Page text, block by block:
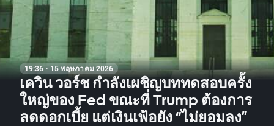
19:36 · 15 พฤษภาคม 2026
เควิน วอร์ช กำลังเผชิญบททดสอบครั้ง
ใหญ่ของ Fed ขณะที่ Trump ต้องการ
ลดดอกเบี้ย แต่เงินเฟ้อยัง “ไม่ยอมลง”